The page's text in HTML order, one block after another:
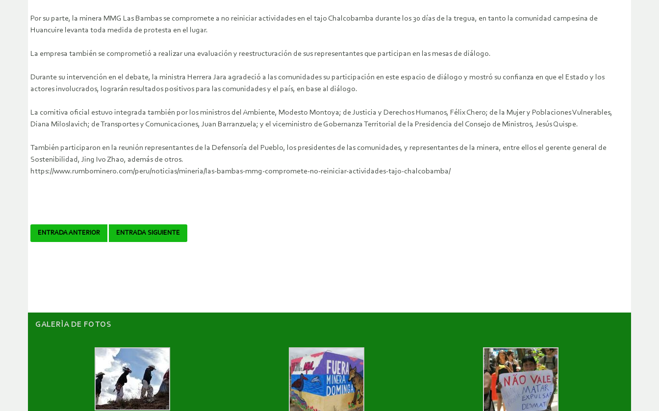
Por su parte, la minera MMG Las Bambas se compromete a no reiniciar actividades en el tajo Chalcobamba durante los 30 días de la tregua, en tanto la comunidad campesina de
Huancuire levanta toda medida de protesta en el lugar.
La empresa también se comprometió a realizar una evaluación y reestructuración de sus representantes que participan en las mesas de diálogo.
Durante su intervención en el debate, la ministra Herrera Jara agradeció a las comunidades su participación en este espacio de diálogo y mostró su confianza en que el Estado y los
actores involucrados, lograrán resultados positivos para las comunidades y el país, en base al diálogo.
La comitiva oficial estuvo integrada también por los ministros del Ambiente, Modesto Montoya; de Justicia y Derechos Humanos, Félix Chero; de la Mujer y Poblaciones Vulnerables,
Diana Miloslavich; de Transportes y Comunicaciones, Juan Barranzuela; y el viceministro de Gobernanza Territorial de la Presidencia del Consejo de Ministros, Jesús Quispe.
También participaron en la reunión representantes de la Defensoría del Pueblo, los presidentes de las comunidades, y representantes de la minera, entre ellos el gerente general de
Sostenibilidad, Jing Ivo Zhao, además de otros.
https://www.rumbominero.com/peru/noticias/mineria/las-bambas-mmg-compromete-no-reiniciar-actividades-tajo-chalcobamba/
Navegador
ENTRADA ANTERIOR ENTRADA SIGUIENTE
GALERÌA DE FOTOS